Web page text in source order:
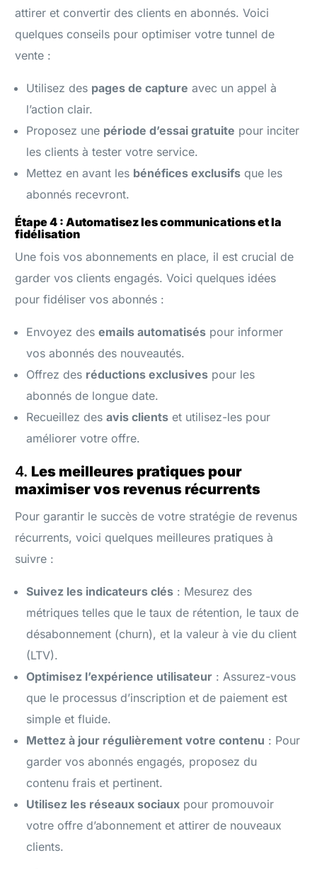
attirer et convertir des clients en abonnés. Voici
quelques conseils pour optimiser votre tunnel de
vente :
Utilisez des pages de capture avec un appel à
l’action clair.
Proposez une période d’essai gratuite pour inciter
les clients à tester votre service.
Mettez en avant les bénéfices exclusifs que les
abonnés recevront.
Étape 4 : Automatisez les communications et la
fidélisation
Une fois vos abonnements en place, il est crucial de
garder vos clients engagés. Voici quelques idées
pour fidéliser vos abonnés :
Envoyez desemails automatisés pour informer
vos abonnés des nouveautés.
Offrez des réductions exclusives pour les
abonnés de longue date.
Recueillez desavis clients et utilisez-les pour
améliorer votre offre.
4. Les meilleures pratiques pour
maximiser vos revenus récurrents
Pour garantir le succès de votre stratégie de revenus
récurrents, voici quelques meilleures pratiques à
suivre :
Suivez les indicateurs clés : Mesurez des
métriques telles que le taux de rétention, le taux de
désabonnement (churn), et la valeur à vie du client
(LTV).
Optimisez l’expérience utilisateur : Assurez-vous
que le processus d’inscription et de paiement est
simple et fluide.
Mettez à jour régulièrement votre contenu : Pour
garder vos abonnés engagés, proposez du
contenu frais et pertinent.
Utilisez les réseaux sociaux pour promouvoir
votre offre d’abonnement et attirer de nouveaux
clients.